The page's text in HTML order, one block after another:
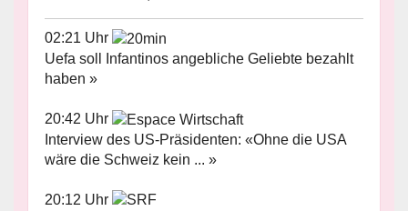
02:21 Uhr
Uefa soll Infantinos angebliche Geliebte bezahlt
haben »
20:42 Uhr
Interview des US-Präsidenten: «Ohne die USA
wäre die Schweiz kein ... »
20:12 Uhr